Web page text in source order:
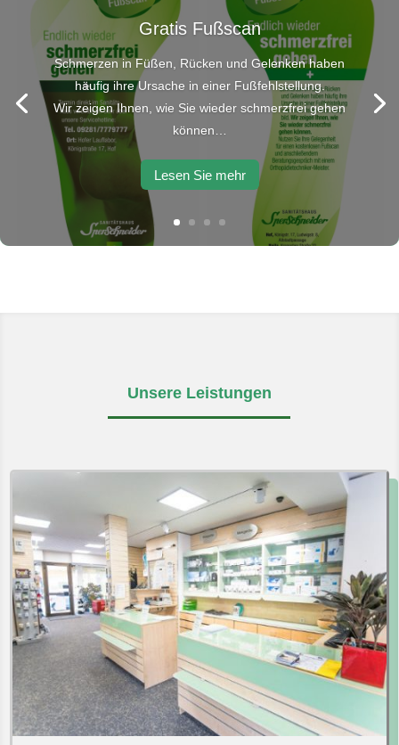
Bandagen statt OP
Wurde Ihre OP verschoben? Bandagen können
helfen…
Unsere Leistungen